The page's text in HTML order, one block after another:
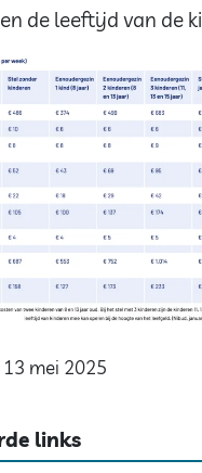
de leeftijd van de
13 mei 2025
links